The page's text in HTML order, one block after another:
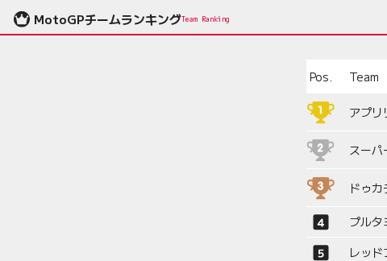
MotoGPチームランキングTeam Ranking
Pos. Team
アプリ
スー
ドゥ
プル
レッ